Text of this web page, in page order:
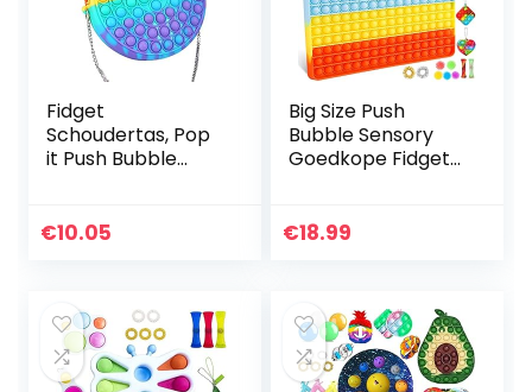
Fidget
Schoudertas, Pop
it Push Bubble
Cross Body Bag,
€10.05
Big Size Push
Bubble Sensory
Goedkope Fidget
(Kleurrijke
€18.99